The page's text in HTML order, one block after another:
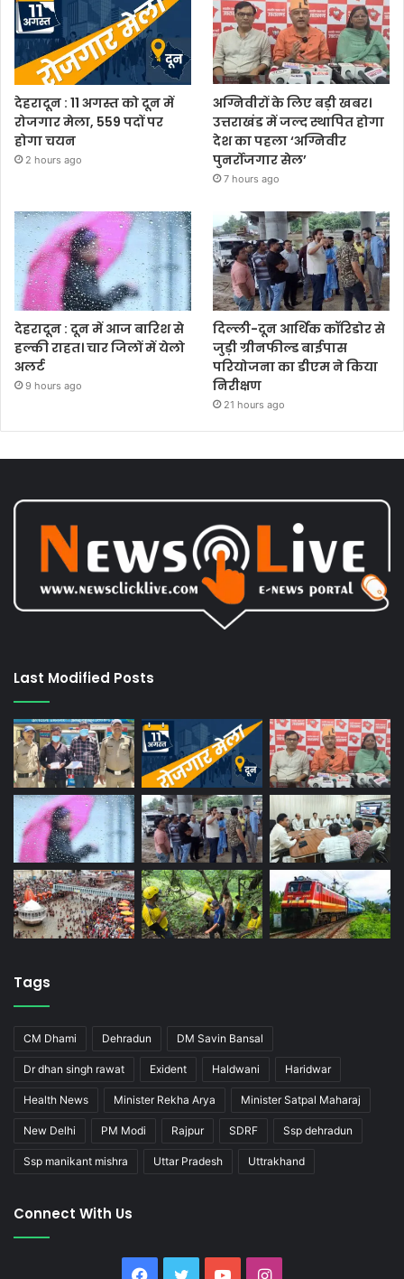
देहरादून : 11 अगस्त को दून में
रोजगार मेला, 559 पदों पर
होगा चयन
2 hours ago
अग्निवीरों के लिए बड़ी खबर।
उत्तराखंड में जल्द स्थापित होगा
देश का पहला ‘अग्निवीर
पुनर्रोजगार सेल’
7 hours ago
देहरादून : दून में आज बारिश से
हल्की राहत। चार जिलों में येलो
अलर्ट
9 hours ago
दिल्ली-दून आर्थिक कॉरिडोर से
जुड़ी ग्रीनफील्ड बाईपास
परियोजना का डीएम ने किया
निरीक्षण
21 hours ago
Last Modified Posts
Tags
CM Dhami Dehradun DM Savin Bansal
Dr dhan singh rawat Exident Haldwani Haridwar
Health News Minister Rekha Arya Minister Satpal Maharaj
New Delhi PM Modi Rajpur SDRF Ssp dehradun
Ssp manikant mishra Uttar Pradesh Uttrakhand
Connect With Us
Facebook
Twitter YouTubeInstagram